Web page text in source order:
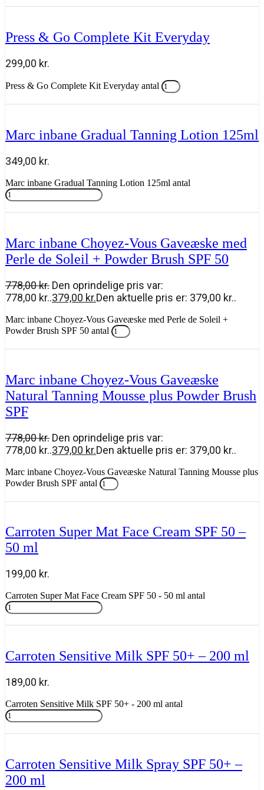
Press & Go Complete Kit Everyday
299,00 kr.
Press & Go Complete Kit Everyday antal
Marc inbane Gradual Tanning Lotion 125ml
349,00 kr.
Marc inbane Gradual Tanning Lotion 125ml antal
Marc inbane Choyez-Vous Gaveæske med
Perle de Soleil + Powder Brush SPF 50
778,00kr. Den oprindelige pris var:
778,00 kr..379,00 kr.Den aktuelle pris er: 379,00 kr..
Marc inbane Choyez-Vous Gaveæske med Perle de Soleil +
Powder Brush SPF 50 antal
Marc inbane Choyez-Vous Gaveæske
Natural Tanning Mousse plus Powder Brush
SPF
778,00kr. Den oprindelige pris var:
778,00 kr..379,00 kr.Den aktuelle pris er: 379,00 kr..
Marc inbane Choyez-Vous Gaveæske Natural Tanning Mousse plus
Powder Brush SPF antal
Carroten Super Mat Face Cream SPF 50 –
50 ml
199,00 kr.
Carroten Super Mat Face Cream SPF 50 - 50 ml antal
Carroten Sensitive Milk SPF 50+ – 200 ml
189,00 kr.
Carroten Sensitive Milk SPF 50+ - 200 ml antal
Carroten Sensitive Milk Spray SPF 50+ –
200 ml